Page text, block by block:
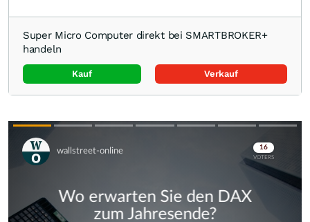
Super Micro Computer direkt bei SMARTBROKER+
handeln
Kauf Verkauf
Skip